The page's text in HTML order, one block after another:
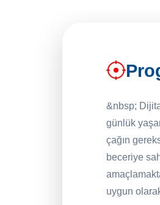
&nbsp;
günlük
çağın
beceriye
uygun